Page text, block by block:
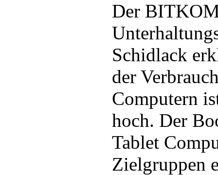
Der
Schidlack
der
Computern
hoch. Der
Tablet
Zielgruppen